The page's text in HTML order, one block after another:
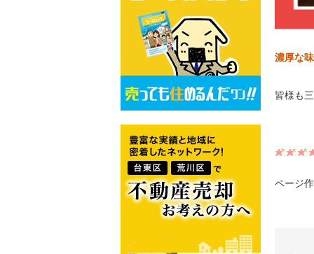
濃厚な
皆様も
ページ